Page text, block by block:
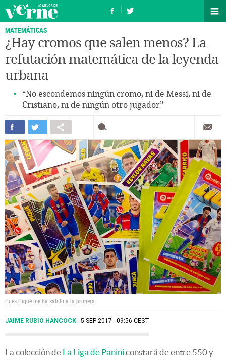
MATEMÁTICAS
¿Hay cromos que salen menos? La
refutación matemática de la leyenda
urbana
“No escondemos ningún cromo, ni de Messi, ni de
Cristiano, ni de ningún otro jugador”
Pues Piqué me ha salido a la primera
JAIME RUBIO HANCOCK 5 SEP 2017 - 09:56 CEST
La colección de La Liga de Paniniconstará de entre 550 y